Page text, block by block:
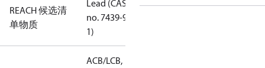
REACH 候选清
单物质
Lead (CAS
no. 7439-92-
1)
ACB/LCB,